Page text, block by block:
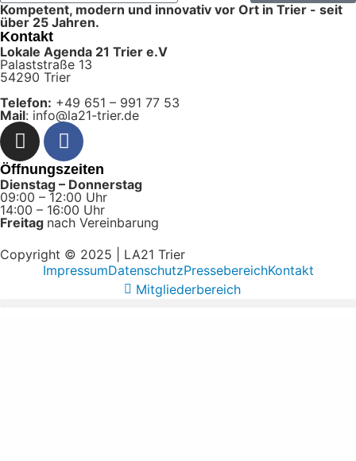
Kompetent, modern und innovativ vor Ort in Trier - seit
über 25 Jahren.
Kontakt
Lokale Agenda 21 Trier e.V
Palaststraße 13
54290 Trier
Telefon: +49 651 – 991 77 53
Mail: info@la21-trier.de
Öffnungszeiten
Dienstag – Donnerstag
09:00 – 12:00 Uhr
14:00 – 16:00 Uhr
Freitag nach Vereinbarung
Copyright © 2025 | LA21 Trier
ImpressumDatenschutzPressebereichKontakt
Mitgliederbereich